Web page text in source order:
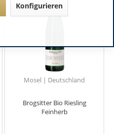
Mosel | Deutschland
Brogsitter Bio Riesling
Feinherb
Konfigurieren